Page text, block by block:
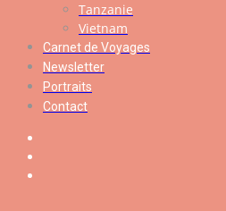
Tanzanie
Vietnam
Carnet de Voyages
Newsletter
Portraits
Contact